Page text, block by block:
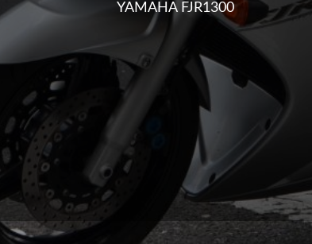
YAMAHA FJR1300